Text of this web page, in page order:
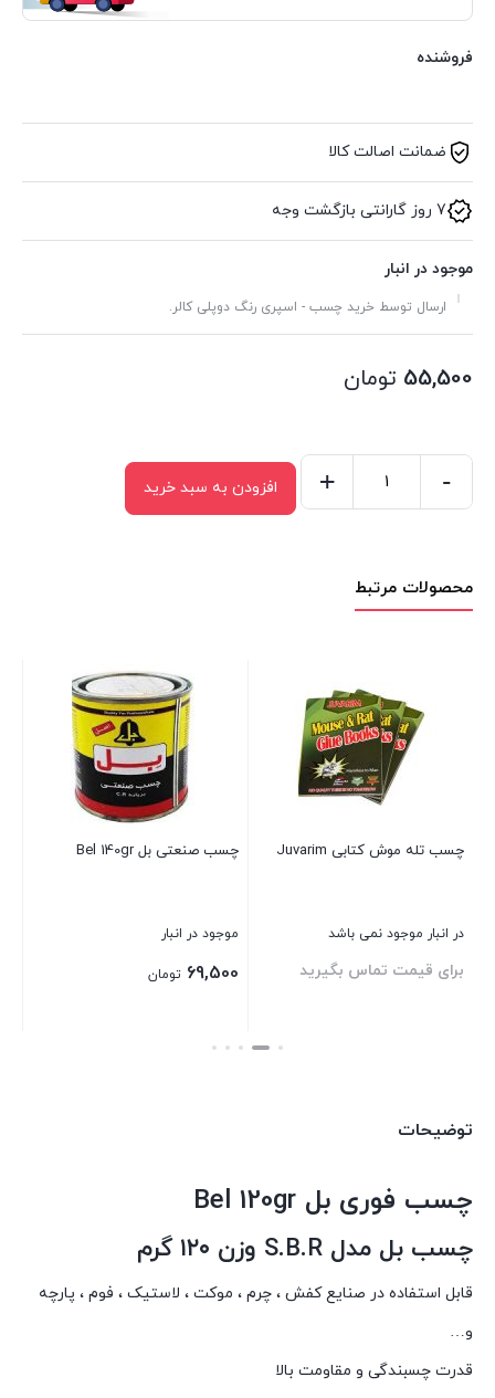
فروشنده
ضمانت اصالت کالا
7 روز گارانتی بازگشت وجه
موجود در انبار
ارسال توسط خرید چسب - اسپری رنگ دوپلی کالر.
55,500 تومان
Bel
-
+ افزودن به سبد خرید
محصولات مرتبط
چسب تله موش کتابی Juvarim
در انبار موجود نمی باشد
برای قیمت تماس بگیرید
چسب صنعتی بل Bel 140gr
موجود در انبار
69,500 تومان
بستن
توضیحات
چسب فوری بل Bel 120gr
چسب بل مدل S.B.R وزن ۱۲۰ گرم
قابل استفاده در صنایع کفش ، چرم ، موکت ، لاستیک ، فوم ، پارچه
و…
قدرت چسبندگی و مقاومت بالا